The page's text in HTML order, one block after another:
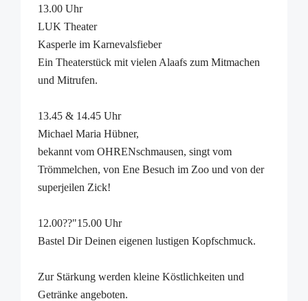
13.00 Uhr
LUK Theater
Kasperle im Karnevalsfieber
Ein Theaterstück mit vielen Alaafs zum Mitmachen
und Mitrufen.
13.45 & 14.45 Uhr
Michael Maria Hübner,
bekannt vom OHRENschmausen, singt vom
Trömmelchen, von Ene Besuch im Zoo und von der
superjeilen Zick!
12.00??"15.00 Uhr
Bastel Dir Deinen eigenen lustigen Kopfschmuck.
Zur Stärkung werden kleine Köstlichkeiten und
Getränke angeboten.